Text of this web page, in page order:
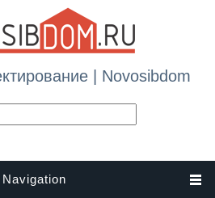
| Novosibdom
Navigation